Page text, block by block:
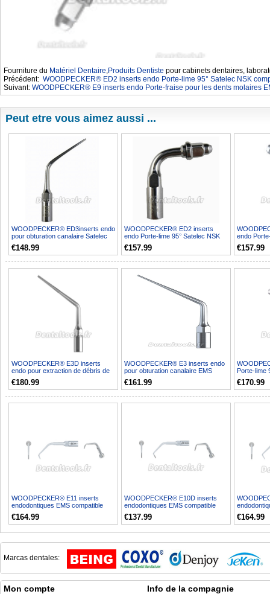
Fourniture du Matériel Dentaire,Produits Dentiste pour cabinets dentaires,
Précédent: WOODPECKER® ED2 inserts endo Porte-lime 95° Satelec NSK
Suivant: WOODPECKER® E9 inserts endo Porte-fraise pour les dents molaires
Peut etre vous aimez aussi ...
WOODPECKER® ED3inserts endo
pour obturation canalaire Satelec
NSK compatible 10P...
€148.99
WOODPECKER® ED2 inserts
endo Porte-lime 95° Satelec NSK
compatible 10PCS
€157.99
endo
€157.99
WOODPECKER® E3D inserts
endo pour extraction de débris de
lime EMS compatible 10...
€180.99
WOODPECKER® E3 inserts endo
pour obturation canalaire EMS
compatible 10PCS
€161.99
Porte-lime
10PCS
€170.99
WOODPECKER® E11 inserts
endodontiques EMS compatible
5PCS
€164.99
WOODPECKER® E10D inserts
endodontiques EMS compatible
5PCS
€137.99
5PCS
€164.99
Marcas dentales:
Mon compte Info de la compagnie